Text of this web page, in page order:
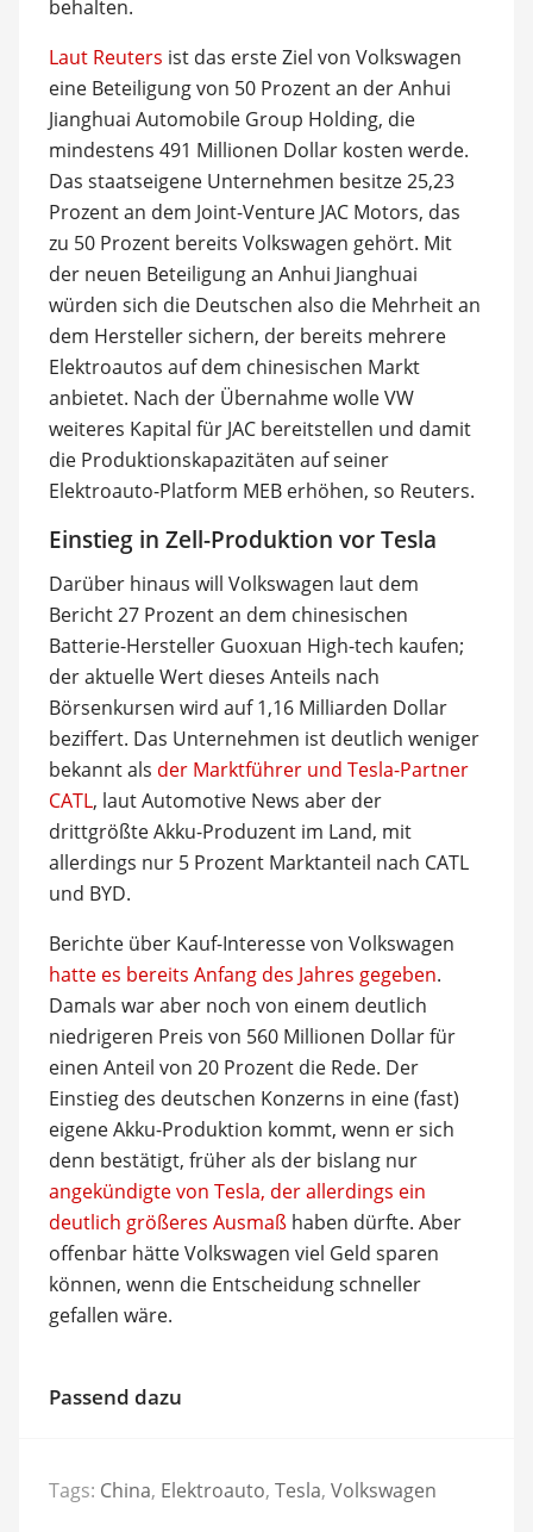
behalten.
Laut Reuters ist das erste Ziel von Volkswagen
eine Beteiligung von 50 Prozent an der Anhui
Jianghuai Automobile Group Holding, die
mindestens 491 Millionen Dollar kosten werde.
Das staatseigene Unternehmen besitze 25,23
Prozent an dem Joint-Venture JAC Motors, das
zu 50 Prozent bereits Volkswagen gehört. Mit
der neuen Beteiligung an Anhui Jianghuai
würden sich die Deutschen also die Mehrheit an
dem Hersteller sichern, der bereits mehrere
Elektroautos auf dem chinesischen Markt
anbietet. Nach der Übernahme wolle VW
weiteres Kapital für JAC bereitstellen und damit
die Produktionskapazitäten auf seiner
Elektroauto-Platform MEB erhöhen, so Reuters.
Einstieg in Zell-Produktion vor Tesla
Darüber hinaus will Volkswagen laut dem
Bericht 27 Prozent an dem chinesischen
Batterie-Hersteller Guoxuan High-tech kaufen;
der aktuelle Wert dieses Anteils nach
Börsenkursen wird auf 1,16 Milliarden Dollar
beziffert. Das Unternehmen ist deutlich weniger
bekannt als der Marktführer und Tesla-Partner
CATL, laut Automotive News aber der
drittgrößte Akku-Produzent im Land, mit
allerdings nur 5 Prozent Marktanteil nach CATL
und BYD.
Berichte über Kauf-Interesse von Volkswagen
hatte es bereits Anfang des Jahres gegeben.
Damals war aber noch von einem deutlich
niedrigeren Preis von 560 Millionen Dollar für
einen Anteil von 20 Prozent die Rede. Der
Einstieg des deutschen Konzerns in eine (fast)
eigene Akku-Produktion kommt, wenn er sich
denn bestätigt, früher als der bislang nur
angekündigte von Tesla, der allerdings ein
deutlich größeres Ausmaßhaben dürfte. Aber
offenbar hätte Volkswagen viel Geld sparen
können, wenn die Entscheidung schneller
gefallen wäre.
Passend dazu
Tags: China, Elektroauto, Tesla, Volkswagen